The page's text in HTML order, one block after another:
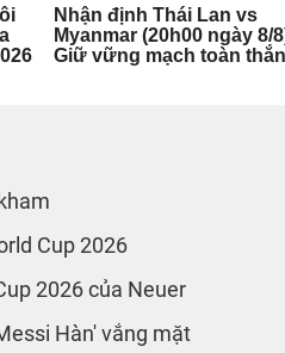
Cup 2026
2026 của Neuer
Hàn' vắng mặt